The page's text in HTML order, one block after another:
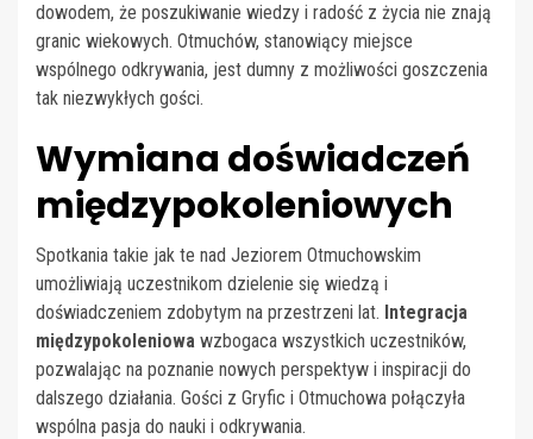
dowodem, że poszukiwanie wiedzy i radość z życia nie znają
granic wiekowych. Otmuchów, stanowiący miejsce
wspólnego odkrywania, jest dumny z możliwości goszczenia
tak niezwykłych gości.
Wymiana doświadczeń
międzypokoleniowych
Spotkania takie jak te nad Jeziorem Otmuchowskim
umożliwiają uczestnikom dzielenie się wiedzą i
doświadczeniem zdobytym na przestrzeni lat. Integracja
międzypokoleniowa wzbogaca wszystkich uczestników,
pozwalając na poznanie nowych perspektyw i inspiracji do
dalszego działania. Gości z Gryfic i Otmuchowa połączyła
wspólna pasja do nauki i odkrywania.